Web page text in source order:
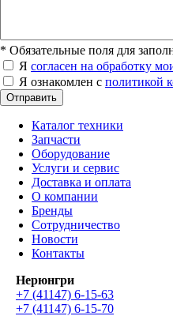
* Обязательные поля для
Я согласен на обработку
Я ознакомлен с политикой
Отправить
Каталог техники
Запчасти
Оборудование
Услуги и сервис
Доставка и оплата
О компании
Бренды
Сотрудничество
Новости
Контакты
Нерюнгри
+7 (41147) 6-15-63
+7 (41147) 6-15-70